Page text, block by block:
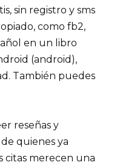
sin registro y sms
como fb2,
en un libro
(android),
También puedes
reseñas y
quienes ya
citas merecen una